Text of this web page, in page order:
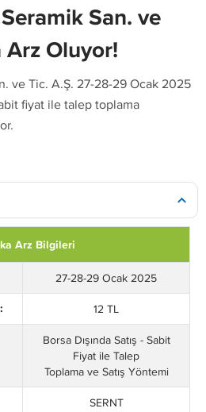
San. ve
Arz Oluyor!
ve Tic. A.Ş. 27-28-29 Ocak 2025
fiyat ile talep toplama
Arz Bilgileri
27-28-29 Ocak 2025
12 TL
Borsa Dışında Satış - Sabit
Fiyat ile Talep
Toplama ve Satış Yöntemi
SERNT